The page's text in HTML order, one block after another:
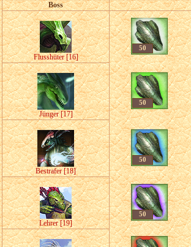
Boss
Flusshüter [16]
50
Jünger [17]
50
Bestrafer [18]
50
Lehrer [19]
50